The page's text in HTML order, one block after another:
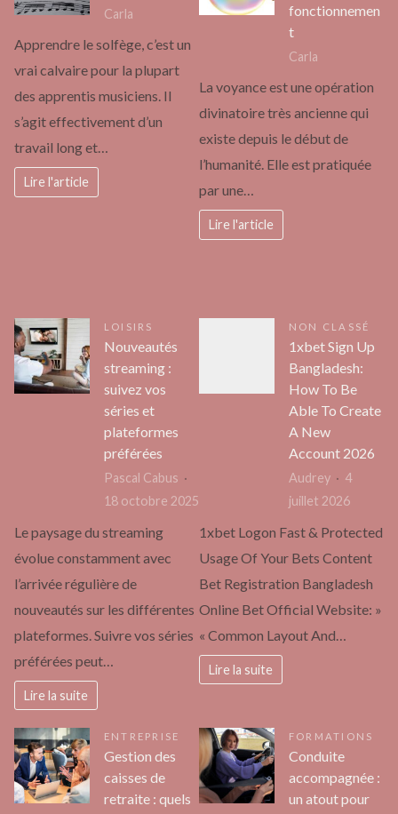
Carla
Apprendre le solfège, c’est un
vrai calvaire pour la plupart
des apprentis musiciens. Il
s’agit effectivement d’un
travail long et…
Lire l'article
fonctionnemen
t
Carla
La voyance est une opération
divinatoire très ancienne qui
existe depuis le début de
l’humanité. Elle est pratiquée
par une…
Lire l'article
LOISIRS
Nouveautés
streaming :
suivez vos
séries et
plateformes
préférées
Pascal Cabus
18 octobre 2025
Le paysage du streaming
évolue constamment avec
l’arrivée régulière de
nouveautés sur les différentes
plateformes. Suivre vos séries
préférées peut…
Lire la suite
NON CLASSÉ
1xbet Sign Up
Bangladesh:
How To Be
Able To Create
A New
Account 2026
Audrey
4
juillet 2026
1xbet Logon Fast & Protected
Usage Of Your Bets Content
Bet Registration Bangladesh
Online Bet Official Website: »
« Common Layout And…
Lire la suite
ENTREPRISE
Gestion des
caisses de
retraite : quels
FORMATIONS
Conduite
accompagnée :
un atout pour